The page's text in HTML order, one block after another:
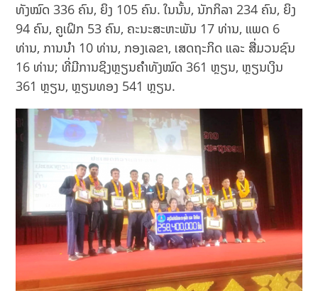
ທັງໝົດ 336 ຄົນ, ຍິງ 105 ຄົນ. ໃນນັ້ນ, ນັກກິລາ 234 ຄົນ, ຍິງ
94 ຄົນ, ຄູເຝິກ 53 ຄົນ, ຄະນະສະຫະພັນ 17 ທ່ານ, ແພດ 6
ທ່ານ, ການນໍາ 10 ທ່ານ, ກອງເລຂາ, ເສດຖະກິດ ແລະ ສື່ມວນຊົນ
16 ທ່ານ; ທີ່ມີການຊິງຫຼຽນຄໍາທັງໝົດ 361 ຫຼຽນ, ຫຼຽນເງິນ
361 ຫຼຽນ, ຫຼຽນທອງ 541 ຫຼຽນ.